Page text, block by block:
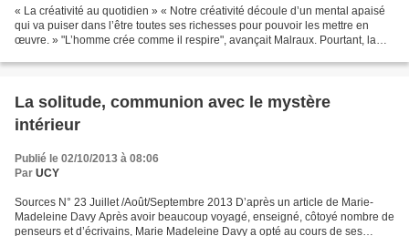
« La créativité au quotidien » « Notre créativité découle d’un mental apaisé
qui va puiser dans l’être toutes ses richesses pour pouvoir les mettre en
œuvre. » "L’homme crée comme il respire", avançait Malraux. Pourtant, la
La solitude, communion avec le mystère
intérieur
Publié le 02/10/2013 à 08:06
Par UCY
Sources N° 23 Juillet /Août/Septembre 2013 D’après un article de Marie-
Madeleine Davy Après avoir beaucoup voyagé, enseigné, côtoyé nombre de
penseurs et d’écrivains, Marie Madeleine Davy a opté au cours de ses